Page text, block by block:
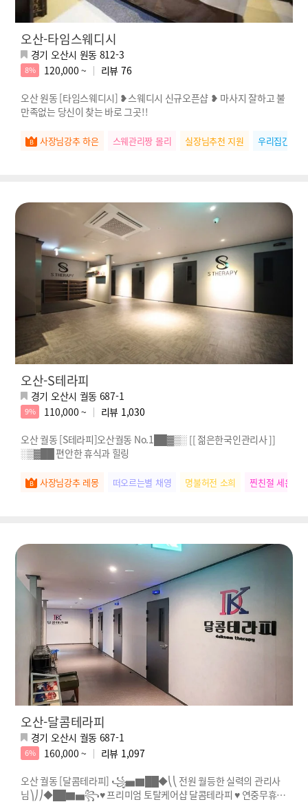
오산-타임스웨디시
경기 오산시 원동 812-3
8% 120,000 ~ 리뷰 76
오산 원동 [타임스웨디시] ❥스웨디시 신규오픈샵 ❥ 마사지 잘하고 불
만족없는 당신이 찾는 바로 그곳!!
사장님강추 하은 스웨관리짱 몰리 실장님추천 지원 우리집간판
오산-S테라피
경기 오산시 궐동 687-1
9% 110,000 ~ 리뷰 1,030
오산 궐동 [S테라피]오산궐동 No.1██▓▒░ [[ 젊은한국인관리사 ]]
░▒▓██ 편안한 휴식과 힐링
사장님강추 레몽 떠오르는별 채영 명불허전 소희 찐친절 세은
오산-달콤테라피
경기 오산시 궐동 687-1
6% 160,000 ~ 리뷰 1,097
오산 궐동 [달콤테라피] ꧁▅▇██◆⎝⎝ 전원 월등한 실력의 관리사
님⎞⎠⎠◆██▇▅꧂♥ 프리미엄 토탈케어샵 달콤테라피 ♥ 연중무휴 &